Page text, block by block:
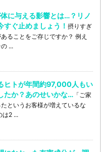
に与える影響とは…？リノ
すぐ止めましょう！ 摂りすぎ
ることをご存じですか？ 例え
...
ヒトが年間約97,000人もい
たか？あのせいかな… 「ご家
というお客様が増えているな
は2 ...